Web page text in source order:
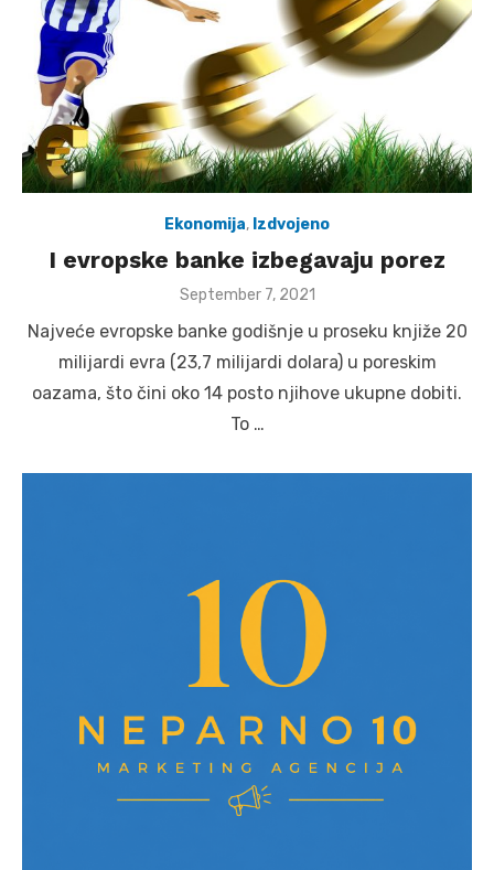
Ekonomija, Izdvojeno
I evropske banke izbegavaju porez
Posted
September 7, 2021
Najveće evropske banke godišnje u proseku knjiže 20
milijardi evra (23,7 milijardi dolara) u poreskim
oazama, što čini oko 14 posto njihove ukupne dobiti.
To …